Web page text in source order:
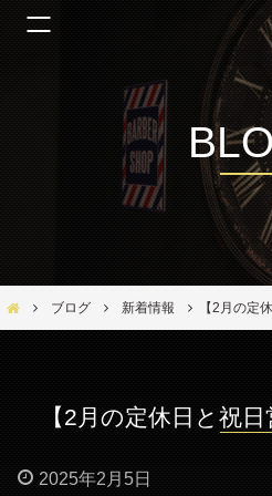
Bar Ber Shop REGALO【バーバーショップ
ブログ 新着情報 【2月の定
【2月の定休日と祝
2025年2月5日